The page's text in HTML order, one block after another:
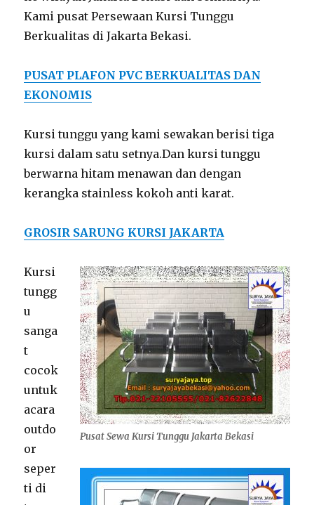
Kami pusat Persewaan Kursi Tunggu
Berkualitas di Jakarta Bekasi.
PUSAT PLAFON PVC BERKUALITAS DAN
EKONOMIS
Kursi tunggu yang kami sewakan berisi tiga
kursi dalam satu setnya.Dan kursi tunggu
berwarna hitam menawan dan dengan
kerangka stainless kokoh anti karat.
GROSIR SARUNG KURSI JAKARTA
Pusat Sewa Kursi Tunggu Jakarta Bekasi
Kursi
tungg
u
sanga
t
cocok
untuk
acara
outdo
or
seper
ti di